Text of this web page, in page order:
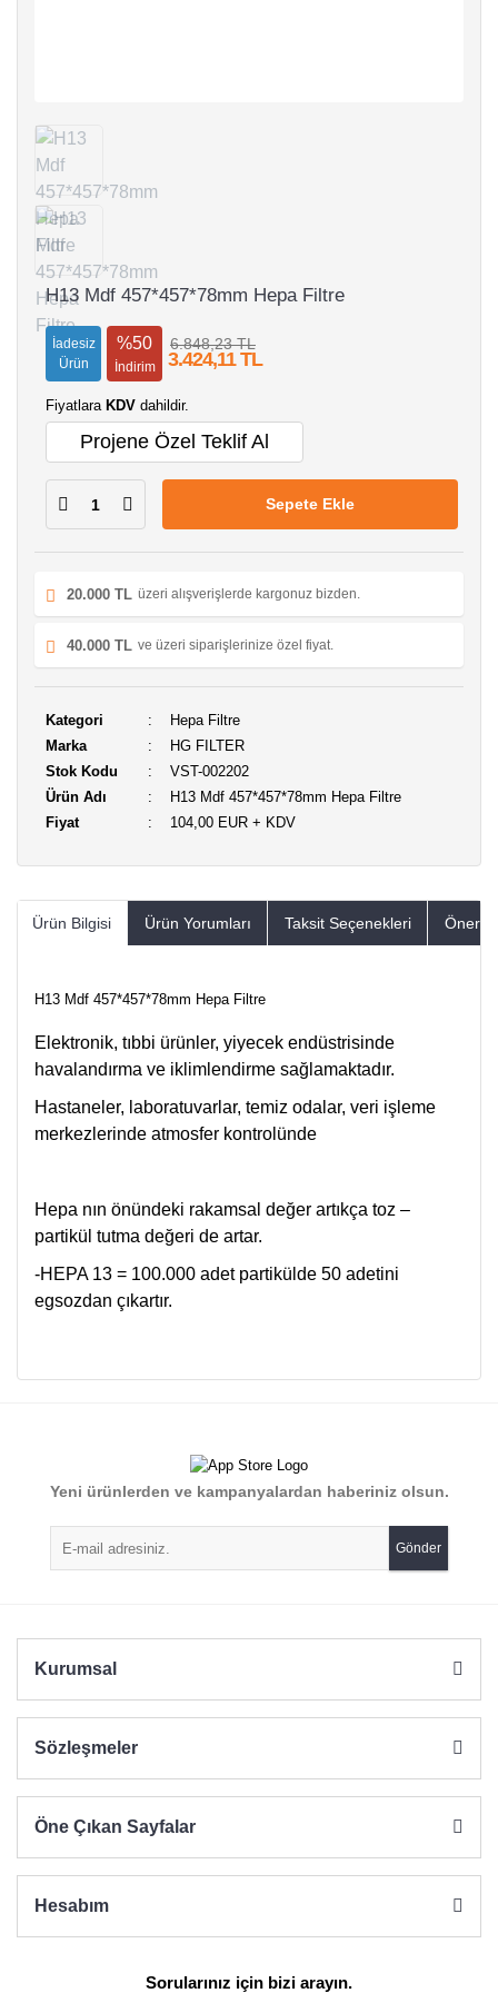
H13 Mdf 457*457*78mm Hepa Filtre
İadesiz
Ürün
%50
İndirim
6.848,23 TL
3.424,11 TL
Fiyatlara KDV dahildir.
Projene Özel Teklif Al
Sepete Ekle
20.000 TL üzeri alışverişlerde kargonuz bizden.
40.000 TL ve üzeri siparişlerinize özel fiyat.
Kategori
Hepa Filtre
Marka
HG FILTER
Stok Kodu
VST-002202
Ürün Adı
H13 Mdf 457*457*78mm Hepa Filtre
Fiyat
104,00 EUR + KDV
Ürün Bilgisi Ürün Yorumları Taksit Seçenekleri
H13 Mdf 457*457*78mm Hepa Filtre
Elektronik, tıbbi ürünler, yiyecek endüstrisinde
havalandırma ve iklimlendirme sağlamaktadır.
Hastaneler, laboratuvarlar, temiz odalar, veri işleme
merkezlerinde atmosfer kontrolünde
Hepa nın önündeki rakamsal değer artıkça toz –
partikül tutma değeri de artar.
-HEPA 13 = 100.000 adet partikülde 50 adetini
egsozdan çıkartır.
Yorum Yaz
Ürün resmi kalitesiz, bozuk veya görüntülenemiyor.
Ürün açıklamasında eksik bilgiler bulunuyor.
Ürün bilgilerinde hatalar bulunuyor.
Yeni ürünlerden ve kampanyalardan haberiniz olsun.
Gönder
Kurumsal
Sözleşmeler
Öne Çıkan Sayfalar
Hesabım
Sorularınız için bizi arayın.